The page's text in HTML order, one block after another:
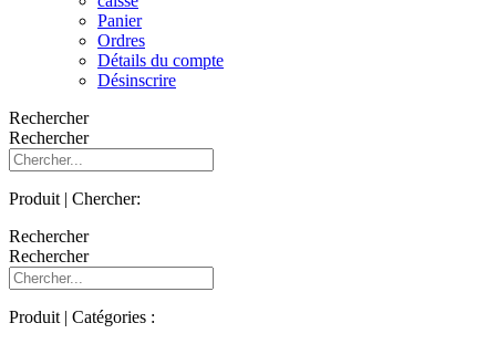
Panier
Ordres
Détails du compte
Désinscrire
Rechercher
Rechercher
Produit | Chercher:
Rechercher
Rechercher
Produit | Catégories :